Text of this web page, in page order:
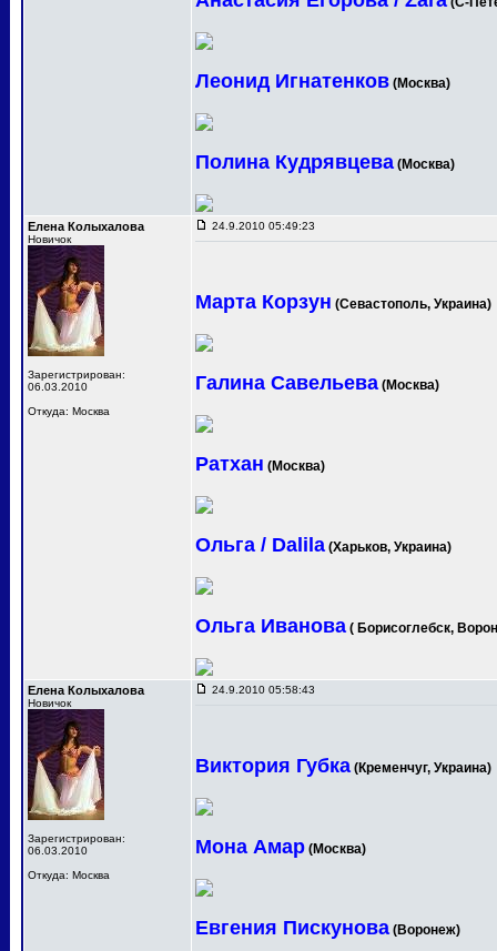
Леонид Игнатенков (Москва)
Полина Кудрявцева (Москва)
Елена Колыхалова
Новичок
Зарегистрирован:
06.03.2010
Откуда: Москва
24.9.2010 05:49:23
Марта Корзун (Севастополь, Украина)
Галина Савельева (Москва)
Ратхан (Москва)
Ольга / Dalila (Харьков, Украина)
Ольга Иванова ( Борисоглебск,
Елена Колыхалова
Новичок
Зарегистрирован:
06.03.2010
Откуда: Москва
24.9.2010 05:58:43
Виктория Губка (Кременчуг, Украина)
Мона Амар (Москва)
Евгения Пискунова (Воронеж)